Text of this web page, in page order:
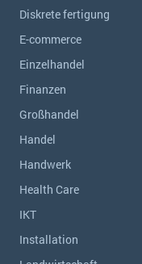
Diskrete fertigung
E-commerce
Einzelhandel
Finanzen
Großhandel
Handel
Handwerk
Health Care
IKT
Installation